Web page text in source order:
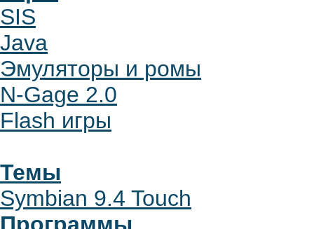
SIS
Java
Эмуляторы и ромы
N-Gage 2.0
Flash игры
Темы
Symbian 9.4 Touch